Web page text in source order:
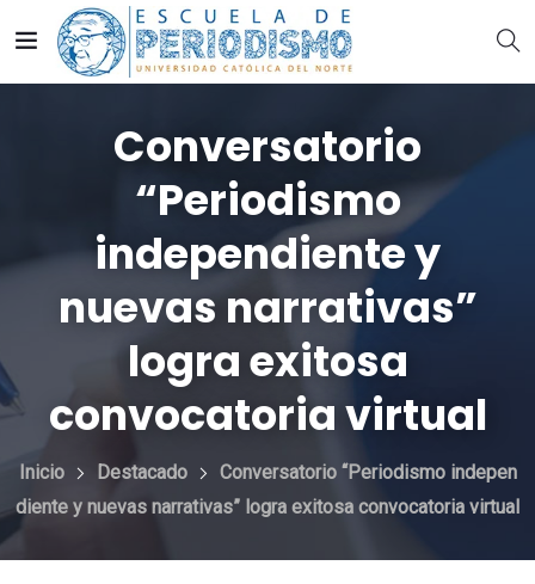
Conversatorio
“Periodismo
independiente y
nuevas narrativas”
logra exitosa
convocatoria virtual
Inicio Destacado
Conversatorio “Periodismo indepen
diente y nuevas narrativas” logra exitosa convocatoria virtual